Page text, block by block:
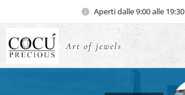
Aperti dalle 9:00 alle 19:30
Art of jewels